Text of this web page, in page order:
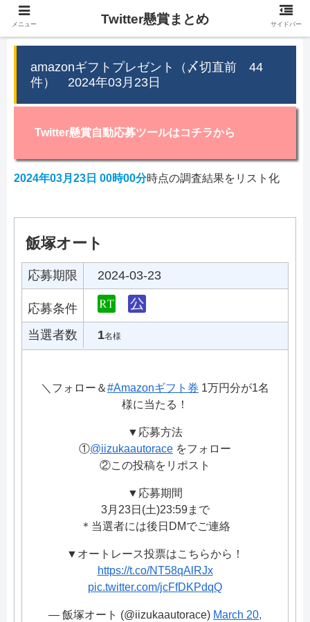
amazonギフトプレゼント（〆切直前 44
件） 2024年03月23日
Twitter懸賞自動応募ツールはコチラから
2024年03月23日 00時00分時点の調査結果をリスト化
飯塚オート
応募期限 2024-03-23
応募条件
当選者数
1名様
＼フォロー＆#Amazonギフト券 1万円分が1名
様に当たる！
▼応募方法
①@iizukaautorace をフォロー
②この投稿をリポスト
▼応募期間
3月23日(土)23:59まで
＊当選者には後日DMでご連絡
▼オートレース投票はこちらから！
https://t.co/NT58qAlRJx
pic.twitter.com/jcFfDKPdqQ
— 飯塚オート (@iizukaautorace) March 20,
メニュー Twitter懸賞まとめ サイドバー